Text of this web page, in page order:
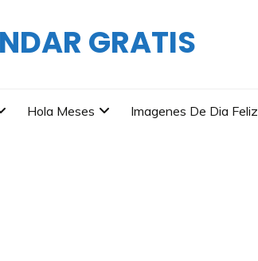
GRATIS
Hola Meses Imagenes De Dia Feliz